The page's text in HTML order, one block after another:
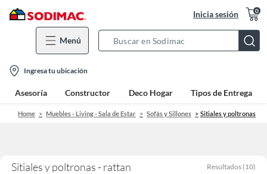
Inicia sesión 0
Menú
Bar
location-
icon
Ingresa tu ubicación
Asesoría Constructor Deco Hogar Tipos de Entrega
Home Muebles - Living - Sala de Estar Sofás y Sillones Sitiales y poltronas
Sitiales y poltronas - rattan Resultados (10)